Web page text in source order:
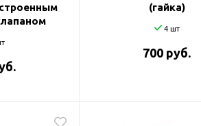
(гайка)
4 шт
700 руб.